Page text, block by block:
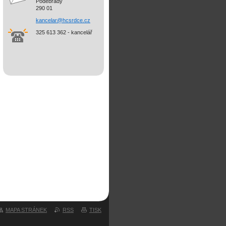
290 01
kancelar@hcsrdce.cz
325 613 362 - kancelář
MAPA STRÁNEK RSS TISK